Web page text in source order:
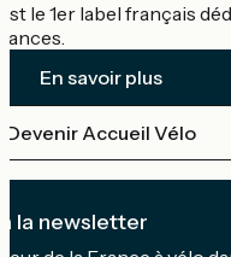
le 1er label français
En savoir plus
Devenir Accueil Vélo
à la newsletter